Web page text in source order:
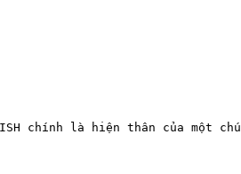
chính là hiện thân của một